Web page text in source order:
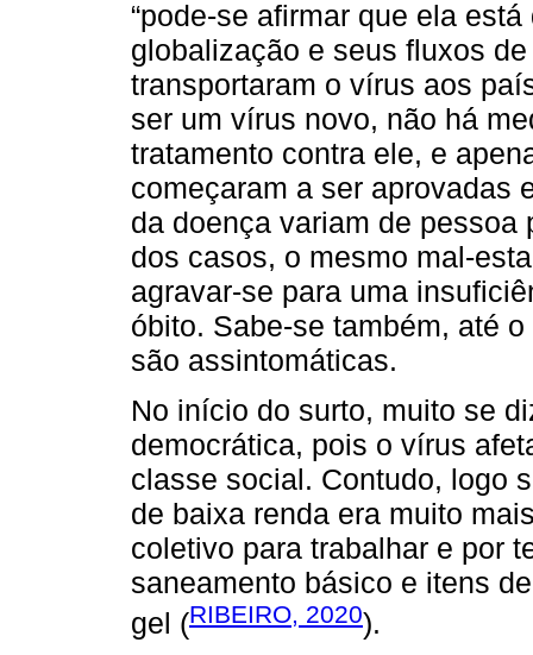
“pode-se afirmar que ela
globalização e seus fluxos
transportaram o vírus aos
ser um vírus novo, não há
tratamento contra ele, e
começaram a ser aprovadas
da doença variam de
dos casos, o mesmo mal-
agravar-se para uma
óbito. Sabe-se também, até
são assintomáticas.
No início do surto, muito se
democrática, pois o vírus
classe social. Contudo, logo
de baixa renda era muito
coletivo para trabalhar e por
saneamento básico e itens
gel (RIBEIRO, 2020).